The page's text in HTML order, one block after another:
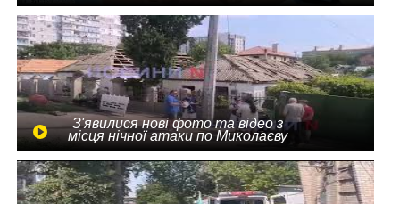
З'явилися нові фото та відео з
місця нічної атаки по Миколаєву